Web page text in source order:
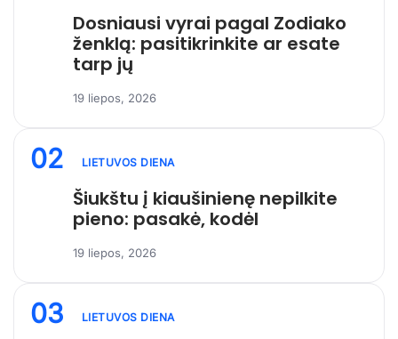
Dosniausi vyrai pagal Zodiako
ženklą: pasitikrinkite ar esate
tarp jų
19 liepos, 2026
02 LIETUVOS DIENA
Šiukštu į kiaušinienę nepilkite
pieno: pasakė, kodėl
19 liepos, 2026
03 LIETUVOS DIENA